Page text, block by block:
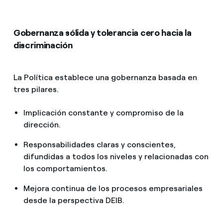
Gobernanza sólida y tolerancia cero hacia la
discriminación
La Política establece una gobernanza basada en
tres pilares.
Implicación constante y compromiso de la
dirección.
Responsabilidades claras y conscientes,
difundidas a todos los niveles y relacionadas con
los comportamientos.
Mejora continua de los procesos empresariales
desde la perspectiva DEIB.